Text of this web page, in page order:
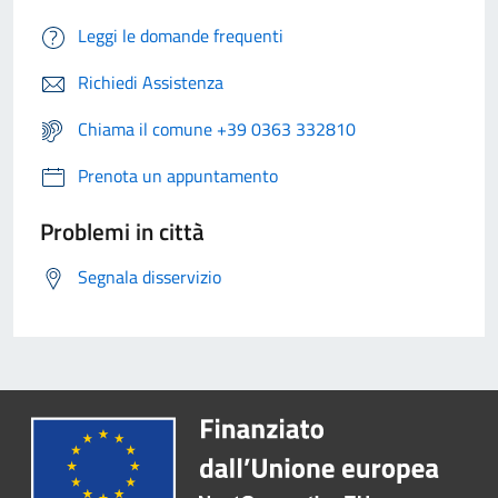
Leggi le domande frequenti
Richiedi Assistenza
Chiama il comune +39 0363 332810
Prenota un appuntamento
Problemi in città
Segnala disservizio